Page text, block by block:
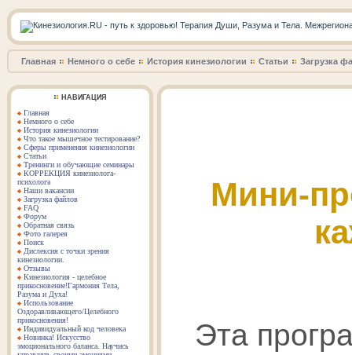
Главная Немного о себе История кинезиологии Статьи Загрузка
НАВИГАЦИЯ
Главная
Немного о себе
История кинезиологии
Что такое мышечное тестирование?
Сферы применения кинезиологии
Статьи
Тренинги и обучающие семинары
КОРРЕКЦИЯ кинезиолога-
психолога
Наши вакансии
Загрузка файлов
FAQ
Форум
Обратная связь
Фото галерея
Поиск
Дислексия с точки зрения
кинезиологии.
Отзывы
Кинезиология - целебное
прикосновение!Гармония Тела,
Разума и Духа!
Использование
Оздоравливающего/Целебного
прикосновения!
Индивидуальный код человека
Новинка! Искусство
эмоционального баланса. Научись
Мини-
Эта